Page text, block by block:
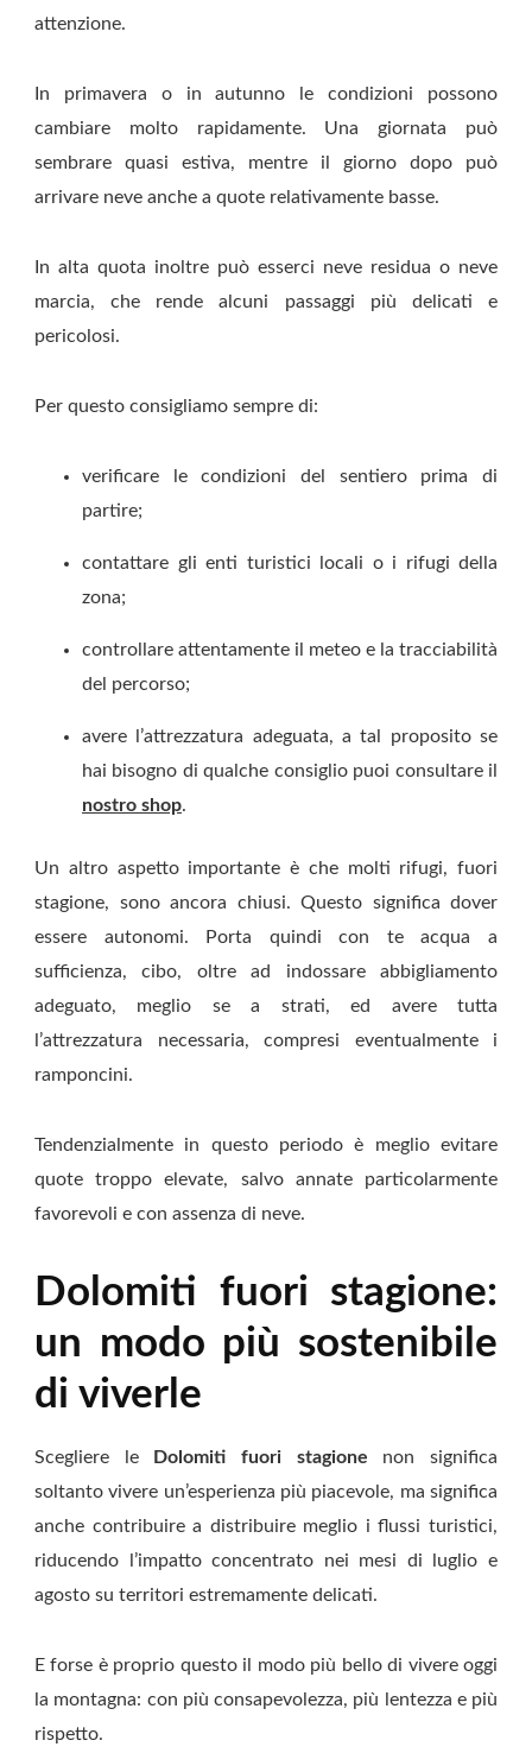
attenzione.
In primavera o in autunno le condizioni possono
cambiare molto rapidamente. Una giornata può
sembrare quasi estiva, mentre il giorno dopo può
arrivare neve anche a quote relativamente basse.
In alta quota inoltre può esserci neve residua o neve
marcia, che rende alcuni passaggi più delicati e
pericolosi.
Per questo consigliamo sempre di:
verificare le condizioni del sentiero prima di
partire;
contattare gli enti turistici locali o i rifugi della
zona;
controllare attentamente il meteo e la tracciabilità
del percorso;
avere l’attrezzatura adeguata, a tal proposito se
hai bisogno di qualche consiglio puoi consultare il
nostro shop.
Un altro aspetto importante è che molti rifugi, fuori
stagione, sono ancora chiusi. Questo significa dover
essere autonomi. Porta quindi con te acqua a
sufficienza, cibo, oltre ad indossare abbigliamento
adeguato, meglio se a strati, ed avere tutta
l’attrezzatura necessaria, compresi eventualmente i
ramponcini.
Tendenzialmente in questo periodo è meglio evitare
quote troppo elevate, salvo annate particolarmente
favorevoli e con assenza di neve.
Dolomiti fuori stagione:
un modo più sostenibile
di viverle
Scegliere le Dolomiti fuori stagione non significa
soltanto vivere un’esperienza più piacevole, ma significa
anche contribuire a distribuire meglio i flussi turistici,
riducendo l’impatto concentrato nei mesi di luglio e
agosto su territori estremamente delicati.
E forse è proprio questo il modo più bello di vivere oggi
la montagna: con più consapevolezza, più lentezza e più
rispetto.